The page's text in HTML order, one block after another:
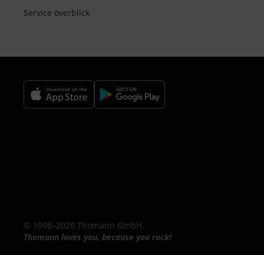
Service överblick
© 1996–2026 Thomann GmbH.
Thomann loves you, because you rock!